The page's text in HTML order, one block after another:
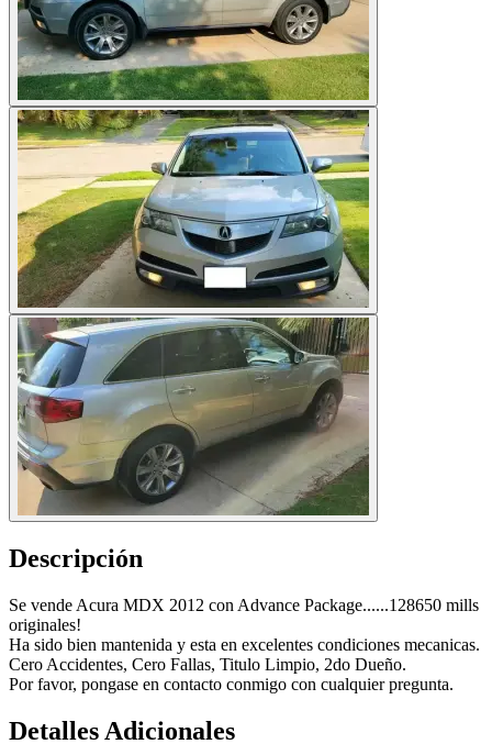
Descripción
Se vende Acura MDX 2012 con Advance Package......128650 mills
originales!
Ha sido bien mantenida y esta en excelentes condiciones mecanicas.
Cero Accidentes, Cero Fallas, Titulo Limpio, 2do Dueño.
Por favor, pongase en contacto conmigo con cualquier pregunta.
Detalles Adicionales